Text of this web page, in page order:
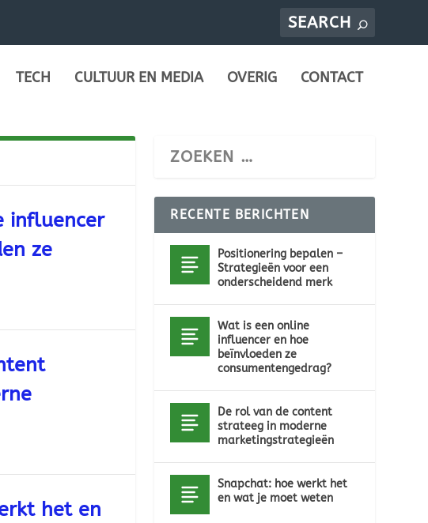
TECH CULTUUR EN MEDIA OVERIG CONTACT
influencer
ze
het en
RECENTE BERICHTEN
Positionering bepalen –
Strategieën voor een
onderscheidend merk
Wat is een online
influencer en hoe
beïnvloeden ze
consumentengedrag?
De rol van de content
strateeg in moderne
marketingstrategieën
Snapchat: hoe werkt het
en wat je moet weten